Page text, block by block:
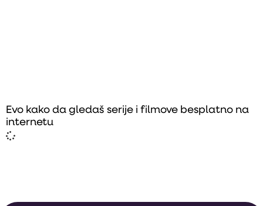
Evo kako da gledaš serije i filmove besplatno na
internetu